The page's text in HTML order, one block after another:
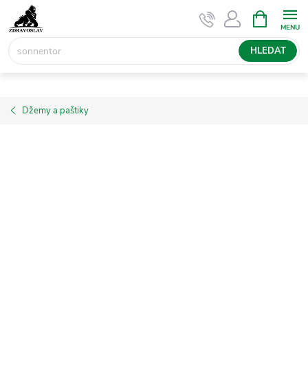
na
obsah
HLEDAT
NÁKUPNÍ
KOŠÍK
Džemy a paštiky